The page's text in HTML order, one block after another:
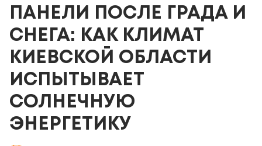
ПАНЕЛИ ПОСЛЕ ГРАДА И
СНЕГА: КАК КЛИМАТ
КИЕВСКОЙ ОБЛАСТИ
ИСПЫТЫВАЕТ
СОЛНЕЧНУЮ
ЭНЕРГЕТИКУ